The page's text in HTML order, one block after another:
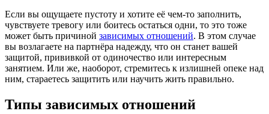
Если вы ощущаете пустоту и хотите её чем-то заполнить,
чувствуете тревогу или боитесь остаться одни, то это тоже
может быть причиной зависимых отношений. В этом случае
вы возлагаете на партнёра надежду, что он станет вашей
защитой, прививкой от одиночество или интересным
занятием. Или же, наоборот, стремитесь к излишней опеке над
ним, стараетесь защитить или научить жить правильно.
Типы зависимых отношений